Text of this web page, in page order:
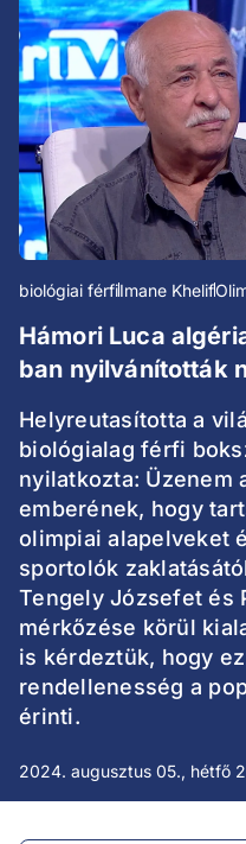
biológiai férfiImane Khelif
Hámori Luca
ban nyilvánították
Helyreutasította a
biológialag férfi
nyilatkozta: Üzenem
emberének, hogy
olimpiai alapelveket
sportolók
Tengely Józsefet és
mérkőzése körül
is kérdeztük, hogy
rendellenesség a
érinti.
2024. augusztus 05., hétfő